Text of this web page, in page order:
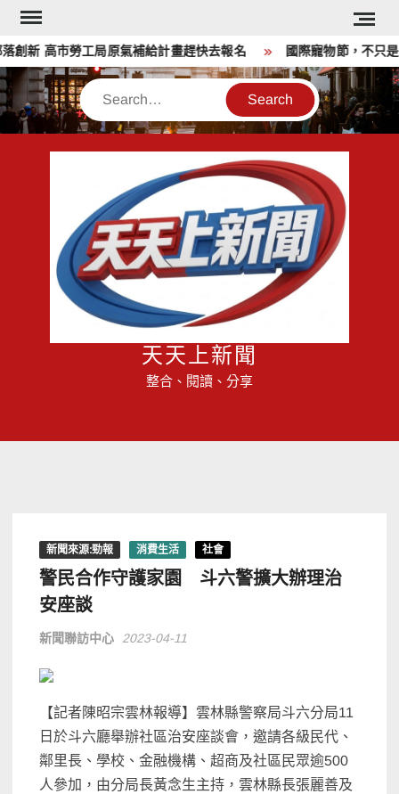
Skip
content
新 高市勞工局原氣補給計畫趕快去報名 國際寵物節，不只是
Search
天天上新聞
整合、閱讀、分享
新聞來源:勁報 消費生活 社會
警民合作守護家園 斗六警擴大辦理治
安座談
新聞聯訪中心 2023-04-11
【記者陳昭宗雲林報導】雲林縣警察局斗六分局11
日於斗六廳舉辦社區治安座談會，邀請各級民代、
鄰里長、學校、金融機構、超商及社區民眾逾500
人參加，由分局長黃念生主持，雲林縣長張麗善及